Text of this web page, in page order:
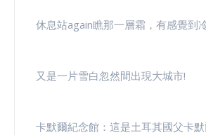
休息站again瞧那一層霜，有感覺到
又是一片雪白忽然間出現大城市!
卡默爾紀念館：這是土耳其國父卡